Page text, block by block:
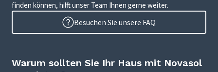
finden können, hilft unser Team Ihnen gerne weiter.
Besuchen Sie unsere FAQ
Warum sollten Sie Ihr Haus mit Novasol